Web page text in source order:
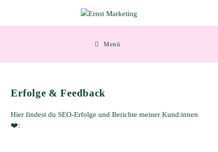
springen
Menü
Erfolge & Feedback
Hier findest du SEO-Erfolge und Berichte meiner Kund:innen
❤️: